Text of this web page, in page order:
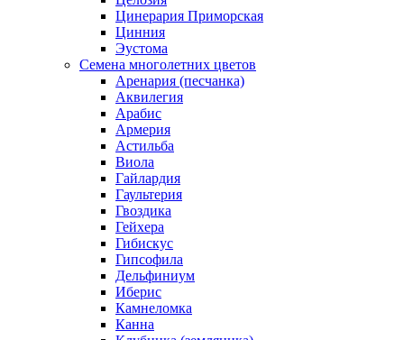
Цинерария Приморская
Цинния
Эустома
Семена многолетних цветов
Аренария (песчанка)
Аквилегия
Арабис
Армерия
Астильба
Виола
Гайлардия
Гаультерия
Гвоздика
Гейхера
Гибискус
Гипсофила
Дельфиниум
Иберис
Камнеломка
Канна